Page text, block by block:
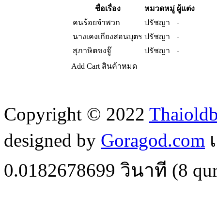
ชื่อเรื่อง
หมวดหมู่ ผู้แต่ง
คนร้อยจำพวก
ปรัชญา
-
นางเคงเกียงสอนบุตร ปรัชญา
-
สุภาษิตขงจู๊
ปรัชญา
-
Add Cart สินค้าหมด
Copyright © 2022
designed by Goragod.com
0.0182678699 วินาที (8